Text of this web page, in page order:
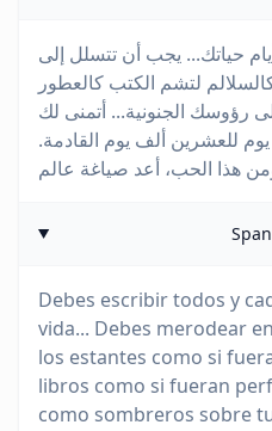
حياتك... يجب أن تتسلل إلى
لتشم الكتب كالعطور
رؤوسك الجنونية... أتمنى لك
للعشرين ألف يوم القادمة.
Debes escribir todos y
vida... Debes merodear
los estantes como si
libros como si fueran
como sombreros sobre